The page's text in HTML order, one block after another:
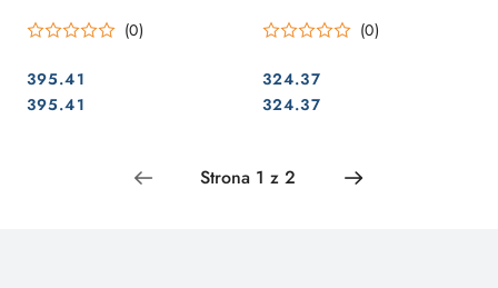
(0)
Cena:
395.41
Cena:
395.41
(0)
Cena:
324.37
Cena:
324.37